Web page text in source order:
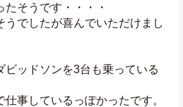
そうです・・・・
うでしたが喜んでいただけまし
ビッドソンを3台も乗っている
事しているっぽかったです。